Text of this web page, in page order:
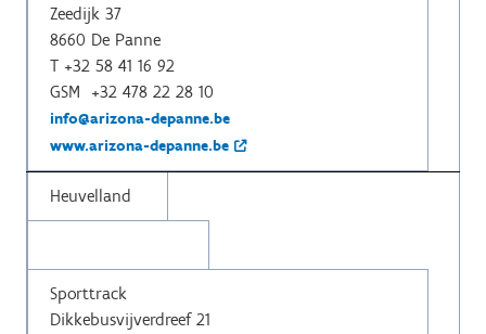
Zeedijk 37
8660 De Panne
T +32 58 41 16 92
GSM +32 478 22 28 10
info@arizona-depanne.be
www.arizona-depanne.be
Heuvelland
Sporttrack
Dikkebusvijverdreef 21